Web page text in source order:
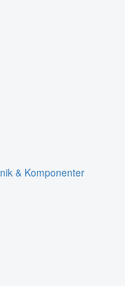
& Komponenter